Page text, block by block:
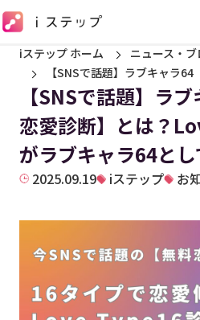
iステップ ホーム ニュース・
【SNSで話題】ラブキャラ
【SNSで話題】ラ
恋愛診断】とは？
がラブキャラ64と
2025.09.19 iステップ お